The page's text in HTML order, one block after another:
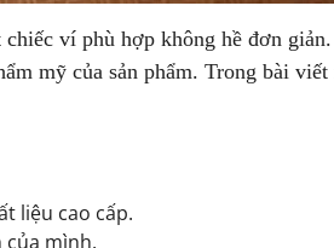
ví phù hợp không hề đơn
mỹ của sản phẩm. Trong bài
liệu cao cấp.
mình.